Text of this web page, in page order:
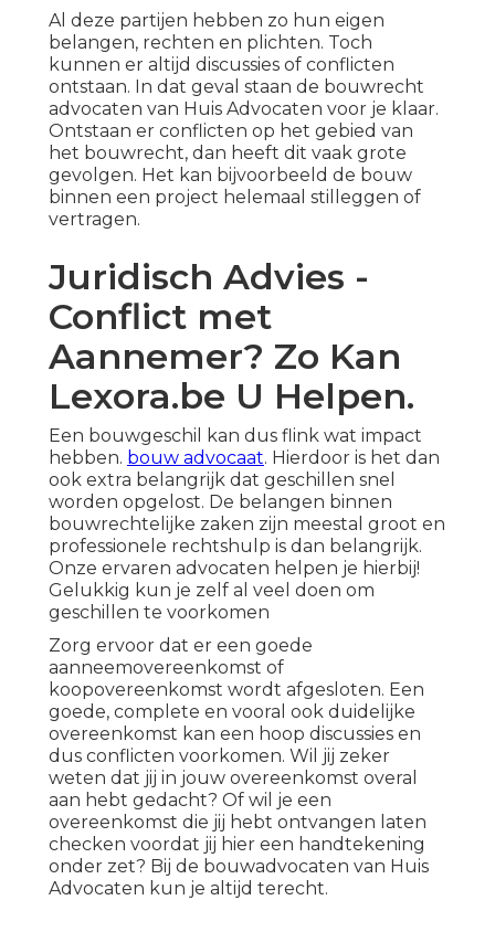
Al deze partijen hebben zo hun eigen
belangen, rechten en plichten. Toch
kunnen er altijd discussies of conflicten
ontstaan. In dat geval staan de bouwrecht
advocaten van Huis Advocaten voor je klaar.
Ontstaan er conflicten op het gebied van
het bouwrecht, dan heeft dit vaak grote
gevolgen. Het kan bijvoorbeeld de bouw
binnen een project helemaal stilleggen of
vertragen.
Juridisch Advies -
Conflict met
Aannemer? Zo Kan
Lexora.be U Helpen.
Een bouwgeschil
kan dus flink wat impact
hebben. bouw advocaat. Hierdoor is het dan
ook extra belangrijk dat geschillen snel
worden opgelost. De belangen binnen
bouwrechtelijke zaken zijn meestal groot en
professionele rechtshulp is dan belangrijk.
Onze ervaren advocaten helpen je hierbij!
Gelukkig kun je zelf al veel doen om
geschillen te voorkomen
Zorg ervoor dat er een goede
aanneemovereenkomst of
koopovereenkomst wordt afgesloten. Een
goede, complete en vooral ook duidelijke
overeenkomst kan een hoop discussies en
dus conflicten voorkomen. Wil jij zeker
weten dat jij in jouw overeenkomst overal
aan hebt gedacht? Of wil je een
overeenkomst die jij hebt ontvangen laten
checken voordat jij hier een handtekening
onder zet? Bij de bouwadvocaten van Huis
Advocaten kun je altijd terecht.